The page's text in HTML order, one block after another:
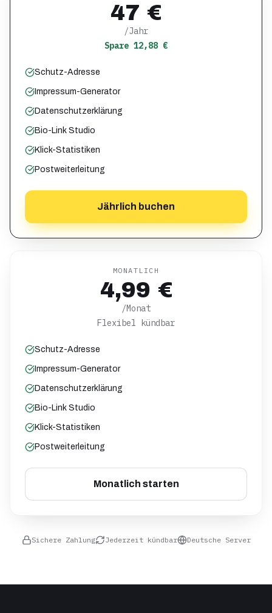
47 €
/Jahr
Spare 12,88 €
Schutz-Adresse
Impressum-Generator
Datenschutzerklärung
Bio-Link Studio
Klick-Statistiken
Postweiterleitung
Jährlich buchen
MONATLICH
4,99 €
/Monat
Flexibel kündbar
Schutz-Adresse
Impressum-Generator
Datenschutzerklärung
Bio-Link Studio
Klick-Statistiken
Postweiterleitung
Monatlich starten
Sichere Zahlung Jederzeit kündbar Deutsche Server